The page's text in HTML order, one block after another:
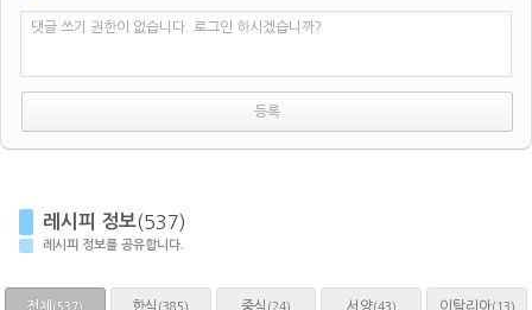
댓글 쓰기 권한이 없습니다. 로그인 하시겠습니까?
레시피 정보(537)
레시피 정보를 공유합니다.
전체 (537) 한식 (385) 중식 (24) 서양(43) 이탈리아(13)